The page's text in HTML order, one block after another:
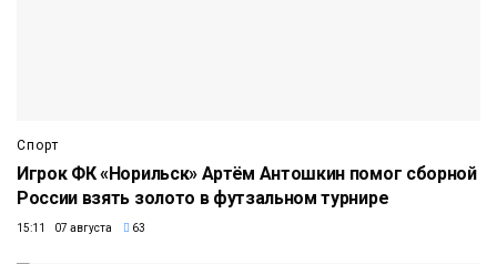
Спорт
Игрок ФК «Норильск» Артём Антошкин помог сборной
России взять золото в футзальном турнире
15:11 07 августа 63